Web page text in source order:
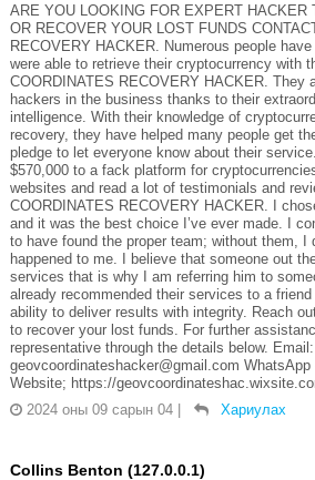
ARE YOU LOOKING FOR EXPERT HACKER
OR RECOVER YOUR LOST FUNDS
RECOVERY HACKER. Numerous people
were able to retrieve their cryptocurrency with
COORDINATES RECOVERY HACKER. They
hackers in the business thanks to their
intelligence. With their knowledge of
recovery, they have helped many people get
pledge to let everyone know about their
$570,000 to a fack platform for
websites and read a lot of testimonials and
COORDINATES RECOVERY HACKER. I
and it was the best choice I’ve ever made. I
to have found the proper team; without them, I
happened to me. I believe that someone out
services that is why I am referring him to
already recommended their services to a
ability to deliver results with integrity. Reach
to recover your lost funds. For further
representative through the details below. Email:
geovcoordinateshacker@gmail.com
Website; https://
2024 оны 09 сарын 04 | Хариулах
Collins Benton (127.0.0.1)